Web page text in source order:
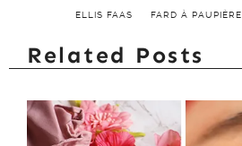
ELLIS FAAS FARD À PAUPIÈRE
Related Posts